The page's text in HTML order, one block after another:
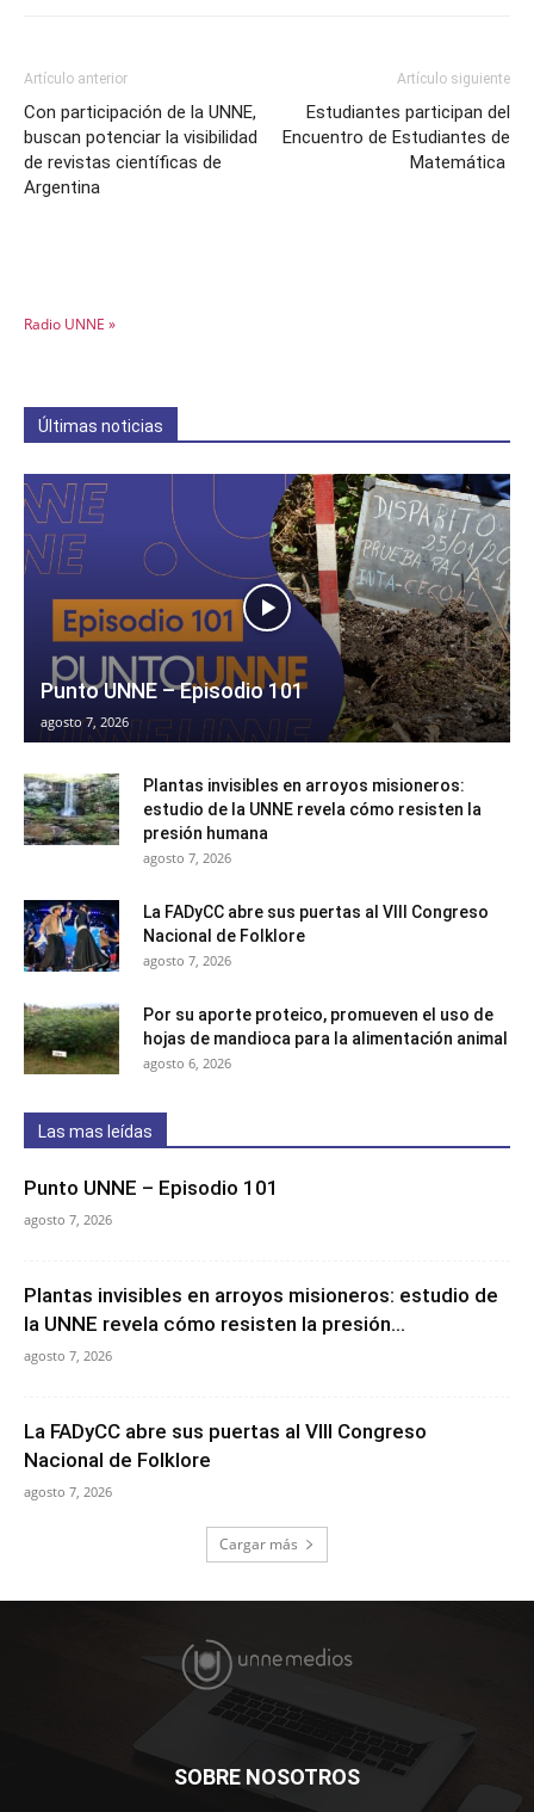
Artículo anterior
Con participación de la UNNE,
buscan potenciar la visibilidad
de revistas científicas de
Argentina
Artículo siguiente
Estudiantes participan del
Encuentro de Estudiantes de
Matemática
Radio UNNE »
Últimas noticias
Punto UNNE – Episodio 101
agosto 7, 2026
Plantas invisibles en arroyos misioneros:
estudio de la UNNE revela cómo resisten la
presión humana
agosto 7, 2026
La FADyCC abre sus puertas al VIII Congreso
Nacional de Folklore
agosto 7, 2026
Por su aporte proteico, promueven el uso de
hojas de mandioca para la alimentación animal
agosto 6, 2026
Las mas leídas
Punto UNNE – Episodio 101
agosto 7, 2026
Plantas invisibles en arroyos misioneros: estudio de
la UNNE revela cómo resisten la presión...
agosto 7, 2026
La FADyCC abre sus puertas al VIII Congreso
Nacional de Folklore
agosto 7, 2026
Cargar más
SOBRE NOSOTROS